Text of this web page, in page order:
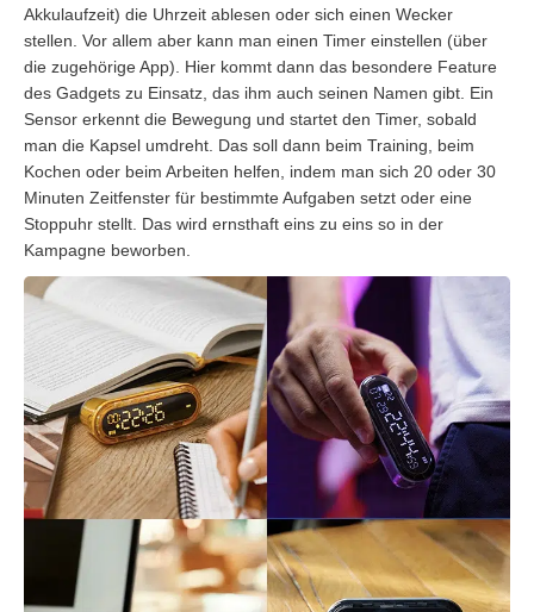
Akkulaufzeit) die Uhrzeit ablesen oder sich einen Wecker
stellen. Vor allem aber kann man einen Timer einstellen (über
die zugehörige App). Hier kommt dann das besondere Feature
des Gadgets zu Einsatz, das ihm auch seinen Namen gibt. Ein
Sensor erkennt die Bewegung und startet den Timer, sobald
man die Kapsel umdreht. Das soll dann beim Training, beim
Kochen oder beim Arbeiten helfen, indem man sich 20 oder 30
Minuten Zeitfenster für bestimmte Aufgaben setzt oder eine
Stoppuhr stellt. Das wird ernsthaft eins zu eins so in der
Kampagne beworben.